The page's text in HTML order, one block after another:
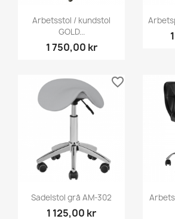
Arbetsstol / kundstol
GOLD...
1 750,00 kr
Sadelstol grå AM-302
1 125,00 kr
favorite_border